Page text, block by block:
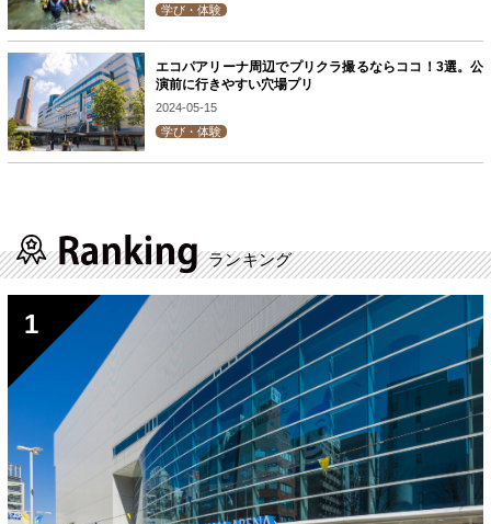
学び・体験
エコパアリーナ周辺でプリクラ撮るならココ！3選。公
演前に行きやすい穴場プリ
2024-05-15
学び・体験
ランキング